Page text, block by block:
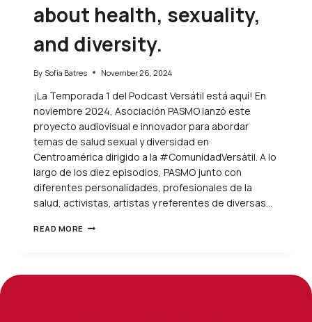
about health, sexuality,
and diversity.
By Sofía Batres November 26, 2024
¡La Temporada 1 del Podcast Versátil está aquí! En
noviembre 2024, Asociación PASMO lanzó este
proyecto audiovisual e innovador para abordar
temas de salud sexual y diversidad en
Centroamérica dirigido a la #ComunidadVersátil. A lo
largo de los diez episodios, PASMO junto con
diferentes personalidades, profesionales de la
salud, activistas, artistas y referentes de diversas…
READ MORE